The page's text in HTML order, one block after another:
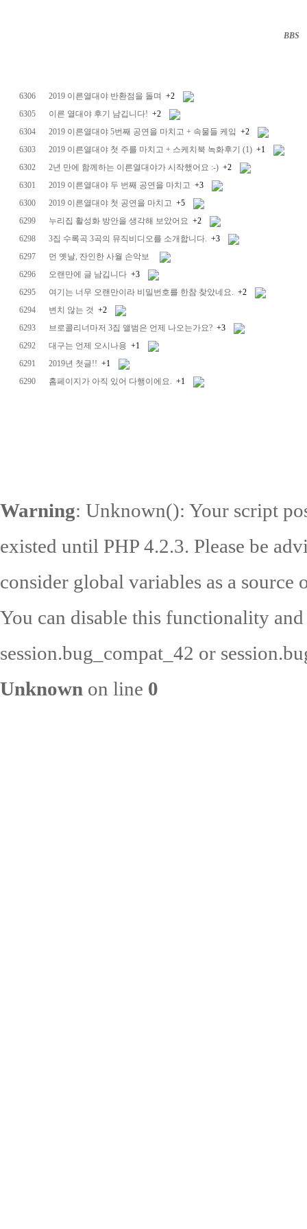
BBS
6306 2019 이른열대야 반환점을 돌며 +2
6305
이른 열대야 후기 남깁니다! +2
6304
2019 이른열대야 5번째 공연을 마치고 + 속물들 케잌 +2
6303
2019 이른열대야 첫 주를 마치고 + 스케치북 녹화후기 (1) +1
6302
2년 만에 함께하는 이른열대야가 시작했어요 :-) +2
6301
2019 이른열대야 두 번째 공연을 마치고 +3
6300
2019 이른열대야 첫 공연을 마치고 +5
6299
누리집 활성화 방안을 생각해 보았어요 +2
6298
3집 수록곡 3곡의 뮤직비디오를 소개합니다. +3
6297
먼 옛날, 잔인한 사월 손악보
6296
오랜만에 글 남깁니다 +3
6295
여기는 너무 오랜만이라 비밀번호를 한참 찾았네요. +2
6294
변치 않는 것 +2
6293
브로콜리너마저 3집 앨범은 언제 나오는가요? +3
6292
대구는 언제 오시나용 +1
6291
2019년 첫글!! +1
6290
홈페이지가 아직 있어 다행이에요. +1
Warning: Unknown(): Your script
existed until PHP 4.2.3. Please be
consider global variables as a source
You can disable this functionality
session.bug_compat_42 or
Unknown on line 0